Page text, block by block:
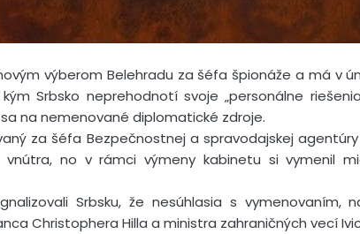
výberom Belehradu za šéfa špionáže a má v
Srbsko neprehodnotí svoje „personálne
na nemenované diplomatické zdroje.
za šéfa Bezpečnostnej a spravodajskej
vnútra, no v rámci výmeny kabinetu si vymenil
Srbsku, že nesúhlasia s vymenovaním,
Christophera Hilla a ministra zahraničných vecí